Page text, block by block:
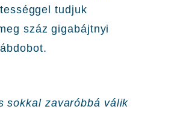
tudjuk
száz gigabájtnyi
sokkal zavaróbbá válik